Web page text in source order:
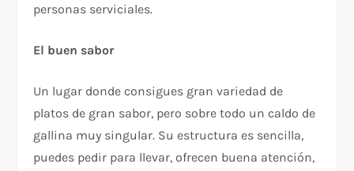
personas serviciales.
El buen sabor
Un lugar donde consigues gran variedad de
platos de gran sabor, pero sobre todo un caldo de
gallina muy singular. Su estructura es sencilla,
puedes pedir para llevar, ofrecen buena atención,